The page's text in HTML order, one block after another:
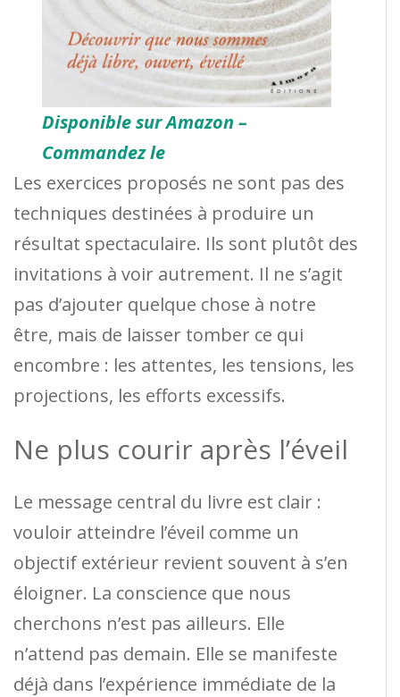
Disponible sur Amazon –
Commandez le
Les exercices proposés ne sont pas des
techniques destinées à produire un
résultat spectaculaire. Ils sont plutôt des
invitations à voir autrement. Il ne s’agit
pas d’ajouter quelque chose à notre
être, mais de laisser tomber ce qui
encombre : les attentes, les tensions, les
projections, les efforts excessifs.
Ne plus courir après l’éveil
Le message central du livre est clair :
vouloir atteindre l’éveil comme un
objectif extérieur revient souvent à s’en
éloigner. La conscience que nous
cherchons n’est pas ailleurs. Elle
n’attend pas demain. Elle se manifeste
déjà dans l’expérience immédiate de la